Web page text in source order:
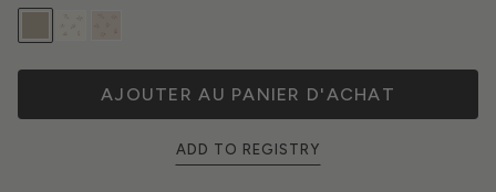
AJOUTER AU PANIER D'ACHAT
ADD TO REGISTRY